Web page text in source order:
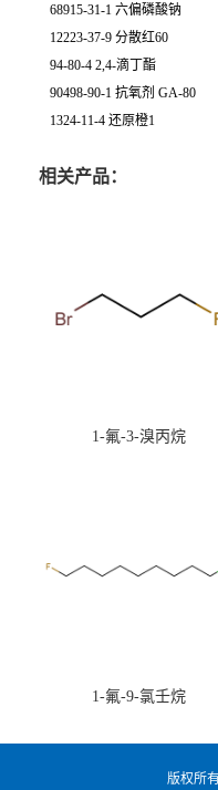
68915-31-1 六偏磷酸钠
12223-37-9 分散红60
94-80-4 2,4-滴丁酯
90498-90-1 抗氧剂 GA-80
1324-11-4 还原橙1
相关产品：
1-氟-3-溴丙烷
1-氟-9-氯壬烷
版权所